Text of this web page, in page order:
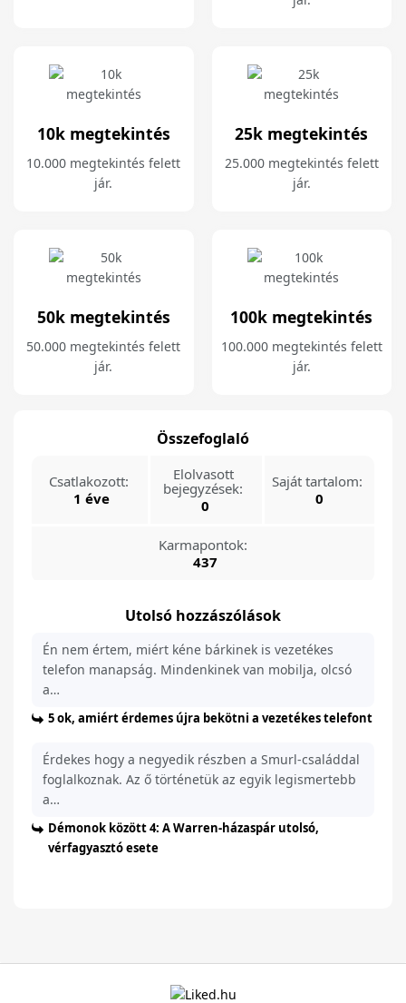
10k megtekintés
10.000 megtekintés felett
jár.
25k megtekintés
25.000 megtekintés felett
jár.
50k megtekintés
50.000 megtekintés felett
jár.
100k megtekintés
100.000 megtekintés felett
jár.
Összefoglaló
Csatlakozott:
1 éve
Elolvasott
bejegyzések:
0
Saját tartalom:
0
Karmapontok:
437
Utolsó hozzászólások
Én nem értem, miért kéne bárkinek is vezetékes
telefon manapság. Mindenkinek van mobilja, olcsó
a…
5 ok, amiért érdemes újra bekötni a vezetékes telefont
Érdekes hogy a negyedik részben a Smurl-családdal
foglalkoznak. Az ő történetük az egyik legismertebb
a…
Démonok között 4: A Warren-házaspár utolsó,
vérfagyasztó esete